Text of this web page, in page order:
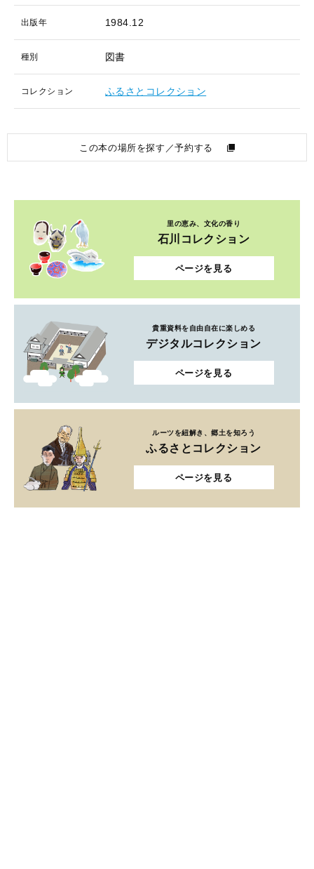
出版年 1984.12
種別 図書
コレクション ふるさとコレクション
この本の場所を探す／予約する
里の恵み、文化の香り
石川コレクション
ページを見る
貴重資料を自由自在に楽しめる
デジタルコレクション
ページを見る
ルーツを紐解き、郷土を知ろう
ふるさとコレクション
ページを見る